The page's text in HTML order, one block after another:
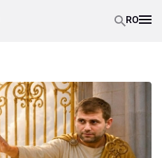
RO